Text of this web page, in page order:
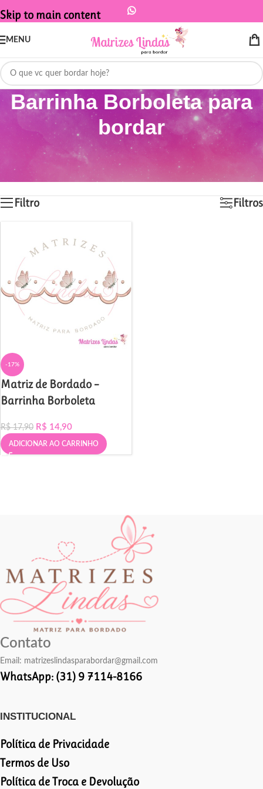
Skip to main content
MENU
Barrinha Borboleta para
bordar
Início
Produtos marcados com a tag “Barrinha Borboleta para bordar”
Exibindo um único resultado
Filtro Filtros
-17%
Matriz de Bordado –
Barrinha Borboleta
R$17,90 R$ 14,90
ADICIONAR AO CARRINHO
Contato
Email: matrizeslindasparabordar@gmail.com
WhatsApp: (31) 9 7114-8166
INSTITUCIONAL
Política de Privacidade
Termos de Uso
Política de Troca e Devolução